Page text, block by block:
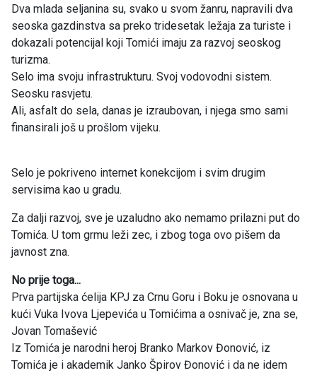
Dva mlada seljanina su, svako u svom žanru, napravili dva
seoska gazdinstva sa preko tridesetak ležaja za turiste i
dokazali potencijal koji Tomići imaju za razvoj seoskog
turizma.
Selo ima svoju infrastrukturu. Svoj vodovodni sistem.
Seosku rasvjetu.
Ali, asfalt do sela, danas je izraubovan, i njega smo sami
finansirali još u prošlom vijeku.
Selo je pokriveno internet konekcijom i svim drugim
servisima kao u gradu.
Za dalji razvoj, sve je uzaludno ako nemamo prilazni put do
Tomića. U tom grmu leži zec, i zbog toga ovo pišem da
javnost zna.
No prije toga...
Prva partijska ćelija KPJ za Crnu Goru i Boku je osnovana u
kući Vuka Ivova Ljepevića u Tomićima a osnivač je, zna se,
Jovan Tomašević
Iz Tomića je narodni heroj Branko Markov Đonović, iz
Tomića je i akademik Janko Špirov Đonović i da ne idem